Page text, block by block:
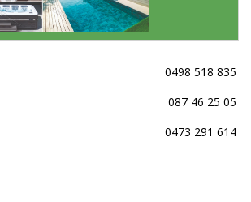
0498 518 835
087 46 25 05
0473 291 614